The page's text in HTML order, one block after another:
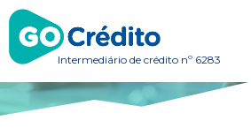
Intermediário de crédito nº 6283